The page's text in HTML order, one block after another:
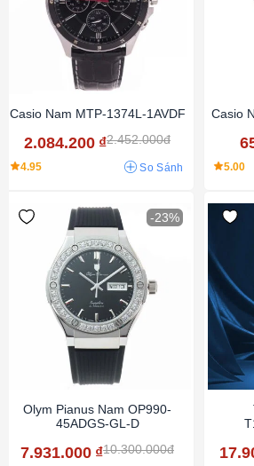
Casio Nam MTP-1374L-1AVDF
2.084.200 ₫2.452.000đ
4.95 So Sánh
Casio
5.00
-23%
Olym Pianus Nam OP990-
45ADGS-GL-D
7.931.000 ₫10.300.000đ